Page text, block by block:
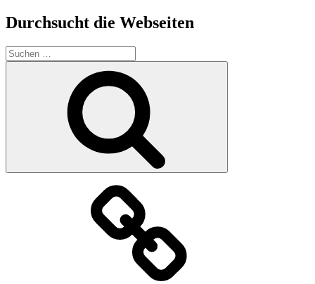
Durchsucht die Webseiten
Suchen
nach: